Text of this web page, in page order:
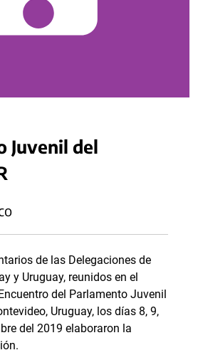
Juvenil del
de las Delegaciones de
y Uruguay, reunidos en el
del Parlamento Juvenil
Uruguay, los días 8, 9,
del 2019 elaboraron la